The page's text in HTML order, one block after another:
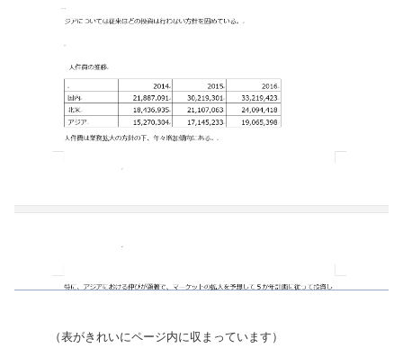
（表がきれいにページ内に収まっています）